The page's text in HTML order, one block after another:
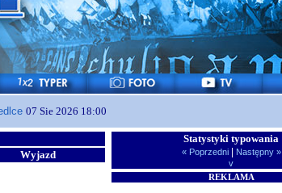
07 Sie 2026 18:00
Wyjazd
Statystyki typowania
« Poprzedni | Następny »
v
REKLAMA